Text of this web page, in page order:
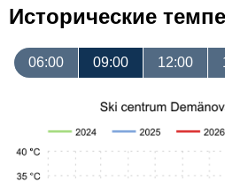
Исторические
06:00 09:00 12:00